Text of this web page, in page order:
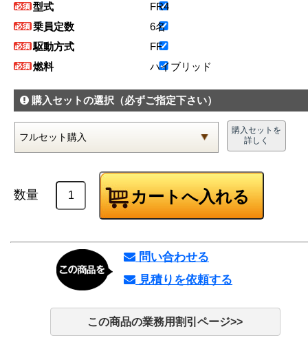
型式
FR4
乗員定数
6名
駆動方式
FF
燃料
ハイブリッド
購入セットの選択 （必ずご指定下さい）
購入セットを
詳しく
数量
問い合わせる
見積りを依頼する
この商品の業務用割引ページ>>